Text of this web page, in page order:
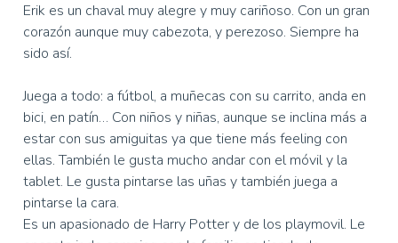
Erik es un chaval muy alegre y muy cariñoso. Con un gran
corazón aunque muy cabezota, y perezoso. Siempre ha
sido así.
Juega a todo: a fútbol, a muñecas con su carrito, anda en
bici, en patín… Con niños y niñas, aunque se inclina más a
estar con sus amiguitas ya que tiene más feeling con
ellas. También le gusta mucho andar con el móvil y la
tablet. Le gusta pintarse las uñas y también juega a
pintarse la cara.
Es un apasionado de Harry Potter y de los playmovil. Le